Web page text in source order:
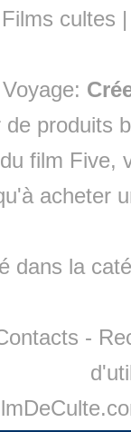
Films cultes
produits
film Five,
acheter
dans la
-